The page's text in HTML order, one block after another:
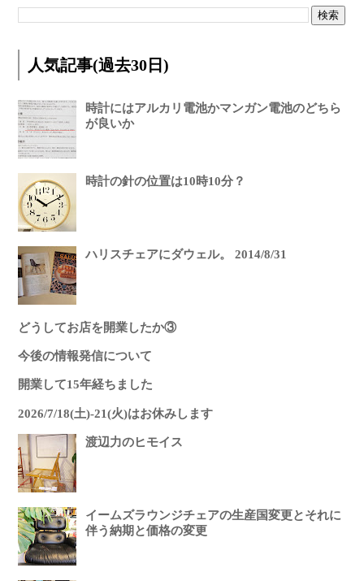
人気記事(過去30日)
時計にはアルカリ電池かマンガン電池のどちら
が良いか
時計の針の位置は10時10分？
ハリスチェアにダウェル。 2014/8/31
どうしてお店を開業したか③
今後の情報発信について
開業して15年経ちました
2026/7/18(土)-21(火)はお休みします
渡辺力のヒモイス
イームズラウンジチェアの生産国変更とそれに
伴う納期と価格の変更